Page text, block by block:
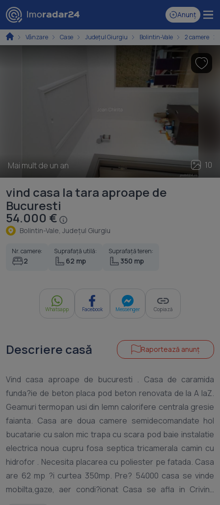
Anunț
Vânzare Case Județul Giurgiu Bolintin-Vale 2 camere
Mai mult de un an 10
vind casa la tara aproape de
Bucuresti
54.000 €
Bolintin-Vale, Judeţul Giurgiu
Nr. camere:
2
Suprafață utilă:
62 mp
Suprafață teren:
350 mp
Whatsapp Facebook Messenger Copiază
Descriere casă Raportează anunț
Vind casa aproape de bucuresti . Casa de caramida
funda?ie de beton placa pod beton renovata de la A laZ.
Geamuri termopan usi din lemn calorifere centrala gresie
faianta. Casa are doua camere semidecomandate hol
bucatarie cu salon mic trapa cu scara pod baie instalatie
electrica noua cupru fosa septica tricamerala camin cu
hidrofor . Necesita placarea cu poliester pe fatada. Casa
are 62 mp ?i curtea 350mp. Pre? 54000 casa se vinde
mobilta,gaze, aer condi?ionat Casa se afla in Crivina